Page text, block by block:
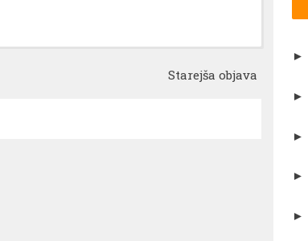
Starejša objava
►
►
►
►
►